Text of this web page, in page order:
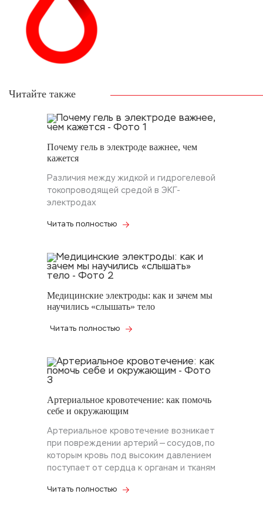
Читайте также
Почему гель в электроде важнее, чем
кажется
Различия между жидкой и гидрогелевой
токопроводящей средой в ЭКГ-
электродах
Читать полностью
Медицинские электроды: как и зачем мы
научились «слышать» тело
Читать полностью
Артериальное кровотечение: как помочь
себе и окружающим
Артериальное кровотечение возникает
при повреждении артерий — сосудов, по
которым кровь под высоким давлением
поступает от сердца к органам и тканям
Читать полностью